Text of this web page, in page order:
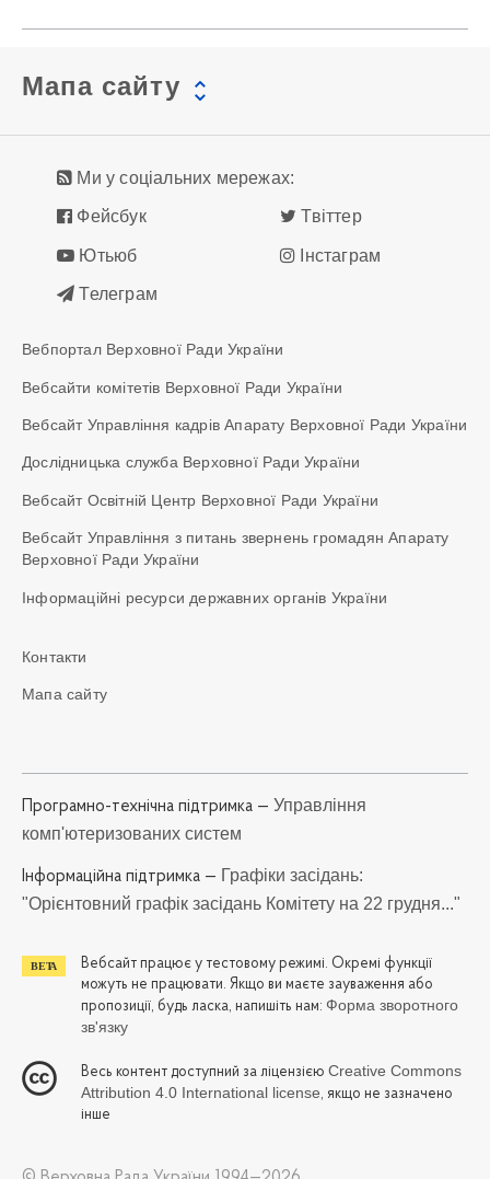
Мапа сайту
Ми у соціальних мережах:
Фейсбук Твіттер
Ютьюб Інстаграм
Телеграм
Вебпортал Верховної Ради України
Вебсайти комітетів Верховної Ради України
Вебсайт Управління кадрів Апарату Верховної Ради України
Дослідницька служба Верховної Ради України
Вебсайт Освітній Центр Верховної Ради України
Вебсайт Управління з питань звернень громадян Апарату
Верховної Ради України
Інформаційні ресурси державних органів України
Контакти
Мапа сайту
Програмно-технічна підтримка — Управління
комп'ютеризованих систем
Iнформаційна підтримка — Графіки засідань:
"Орієнтовний графік засідань Комітету на 22 грудня..."
Вебсайт працює у тестовому режимі. Окремі функції
можуть не працювати. Якщо ви маєте зауваження або
пропозиції, будь ласка, напишіть нам:Форма зворотного
зв'язку
Весь контент доступний за ліцензієюCreative Commons
Attribution 4.0 International license, якщо не зазначено
інше